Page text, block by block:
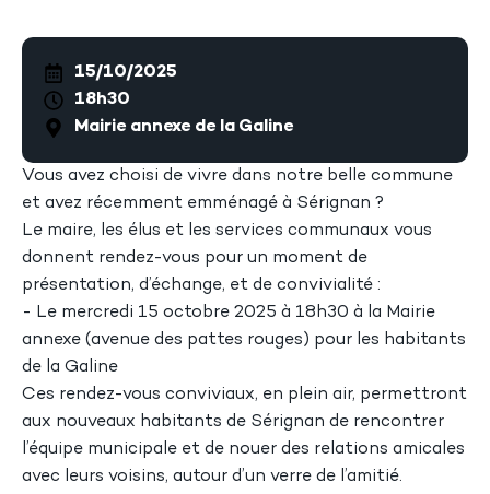
15/10/2025
18h30
Mairie annexe de la Galine
Vous avez choisi de vivre dans notre belle commune
et avez récemment emménagé à Sérignan ?
Le maire, les élus et les services communaux vous
donnent rendez-vous pour un moment de
présentation, d’échange, et de convivialité :
- Le mercredi 15 octobre 2025 à 18h30 à la Mairie
annexe (avenue des pattes rouges) pour les habitants
de la Galine
Ces rendez-vous conviviaux, en plein air, permettront
aux nouveaux habitants de Sérignan de rencontrer
l’équipe municipale et de nouer des relations amicales
avec leurs voisins, autour d’un verre de l’amitié.